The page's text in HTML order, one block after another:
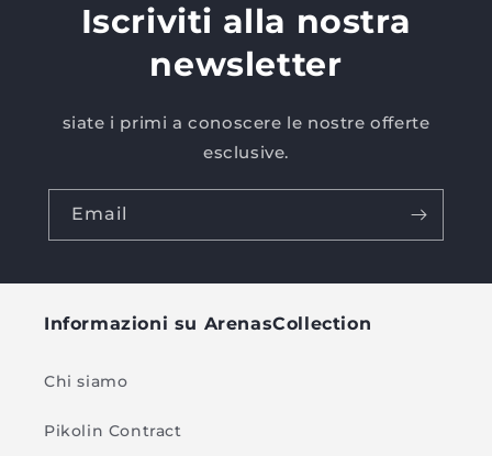
Iscriviti alla nostra
newsletter
siate i primi a conoscere le nostre offerte
esclusive.
Email
Informazioni su ArenasCollection
Chi siamo
Pikolin Contract